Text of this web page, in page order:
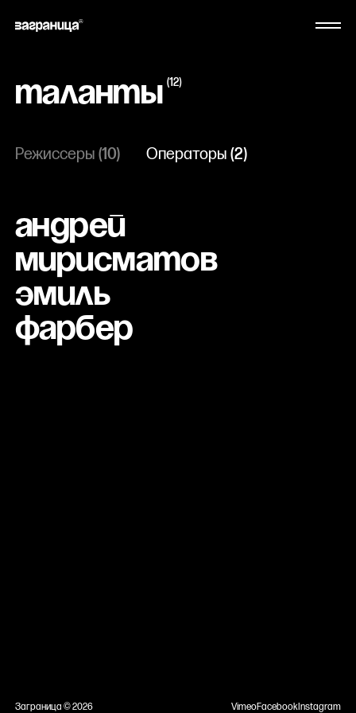
Таланты (12)
Режиссеры (10) Операторы (2)
Андрей
Мирисматов
Эмиль
Фарбер
Заграница ©2026 VimeoFacebookInstagram